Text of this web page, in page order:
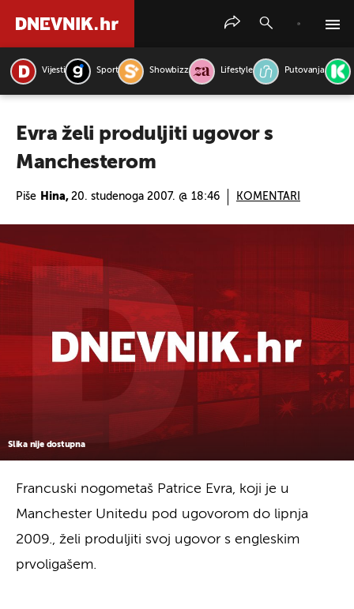
Vijesti Sport Showbizz Lifestyle Putovanja
Evra želi produljiti ugovor s
Manchesterom
Piše Hina, 20. studenoga 2007. @ 18:46 KOMENTARI
Slika nije dostupna
Francuski nogometaš Patrice Evra, koji je u
Manchester Unitedu pod ugovorom do lipnja
2009., želi produljiti svoj ugovor s engleskim
prvoligašem.
PRETRAŽITE VIJESTI